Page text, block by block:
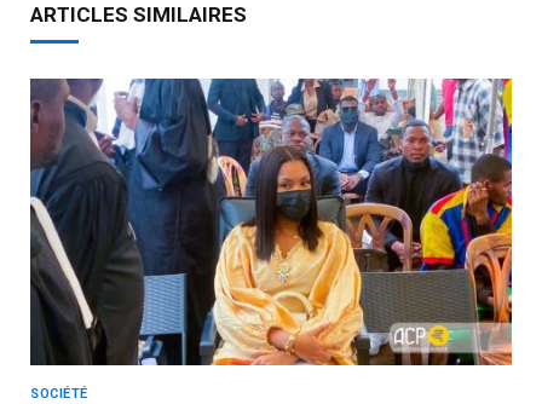
ARTICLES SIMILAIRES
SOCIÉTÉ